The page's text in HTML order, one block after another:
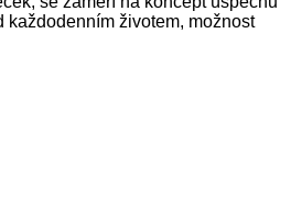
životem, možnost